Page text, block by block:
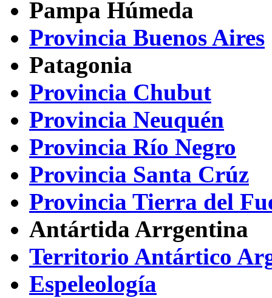
Pampa Húmeda
Provincia Buenos Aires
Patagonia
Provincia Chubut
Provincia Neuquén
Provincia Río Negro
Provincia Santa Crúz
Provincia Tierra del
Antártida Arrgentina
Territorio Antártico
Espeleología